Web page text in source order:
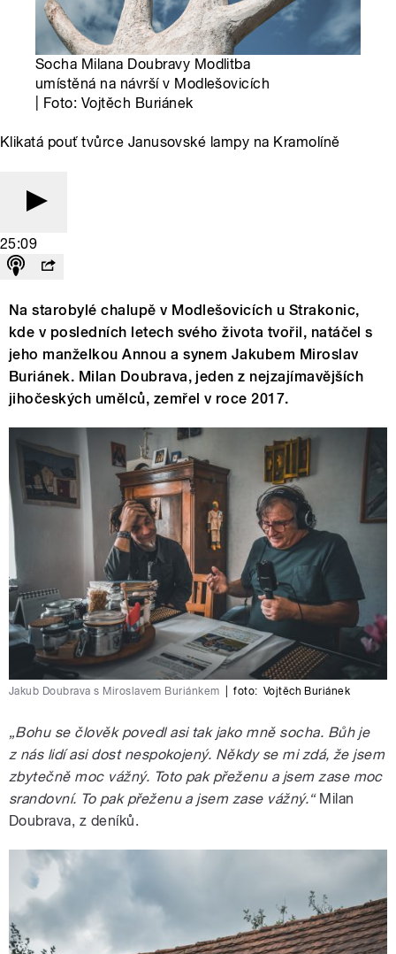
Socha Milana Doubravy Modlitba
umístěná na návrší v Modlešovicích
| Foto: Vojtěch Buriánek
Klikatá pouť tvůrce Janusovské lampy na Kramolíně
25:09
Na starobylé chalupě v Modlešovicích u Strakonic,
kde v posledních letech svého života tvořil, natáčel s
jeho manželkou Annou a synem Jakubem Miroslav
Buriánek. Milan Doubrava, jeden z nejzajímavějších
jihočeských umělců, zemřel v roce 2017.
Jakub Doubrava s Miroslavem Buriánkem foto: Vojtěch Buriánek
„Bohu se člověk povedl asi tak jako mně socha. Bůh je
z nás lidí asi dost nespokojený. Někdy se mi zdá, že jsem
zbytečně moc vážný. Toto pak přeženu a jsem zase moc
srandovní. To pak přeženu a jsem zase vážný.“Milan
Doubrava, z deníků.